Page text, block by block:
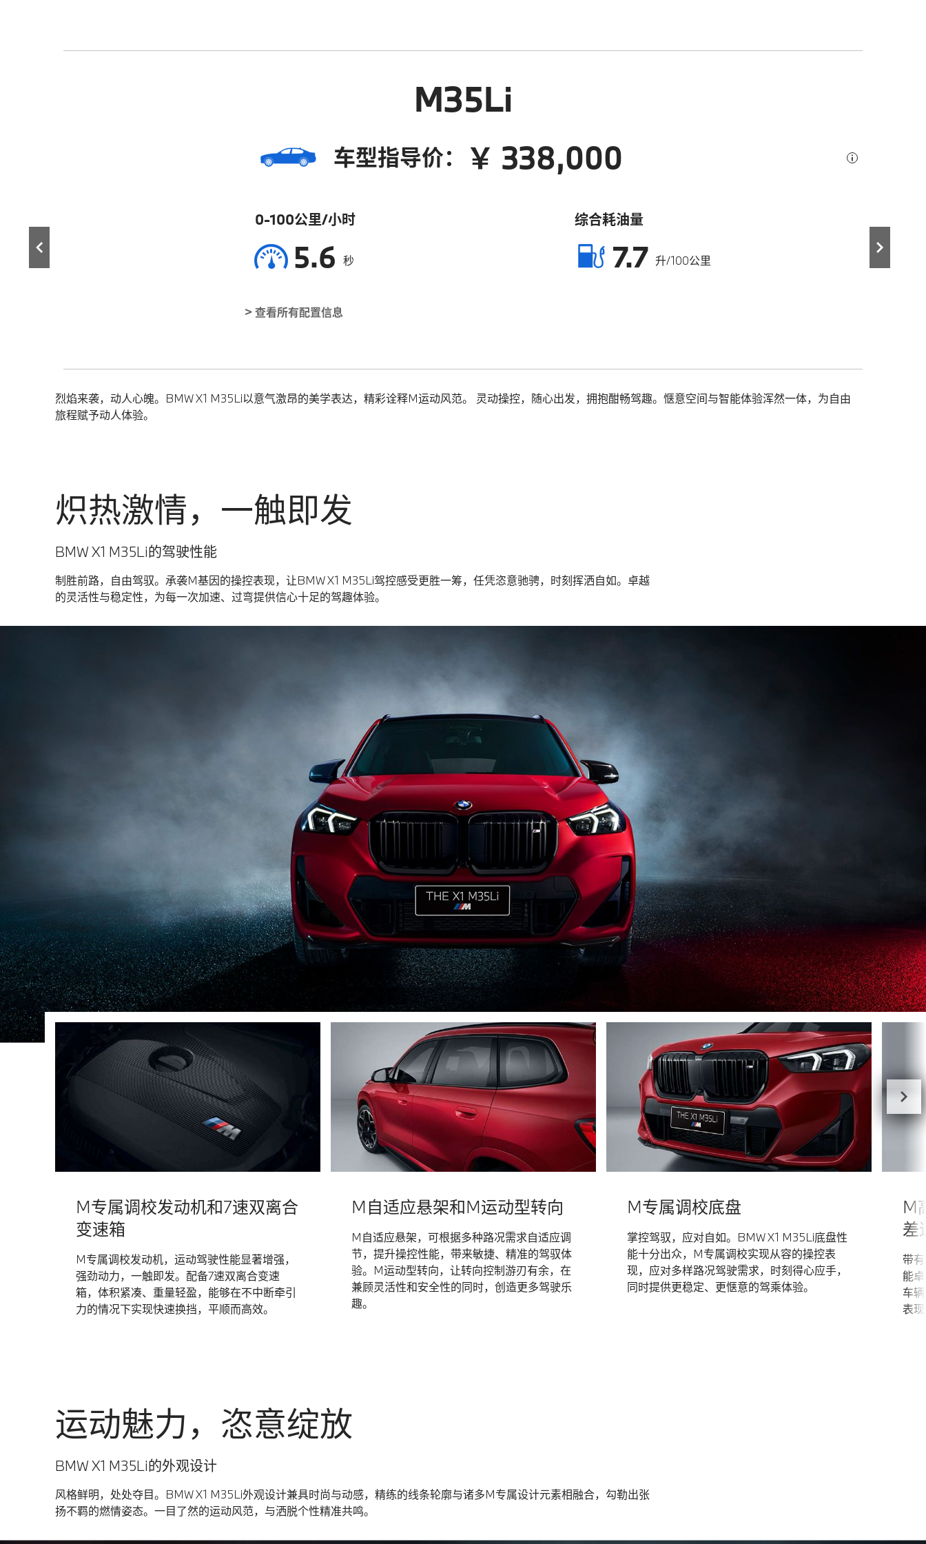
M35Li
车型指导价： ￥ 338,000
0-100公里/小时
5.6 秒
综合耗油量
7.7 升/100公里
> 查看所有配置信息
烈焰来袭，动人心魄。BMW X1 M35Li以意气激昂的美学表达，精彩诠释M运动风范。 灵动操控，随心出发，拥抱酣畅驾趣。惬意空间与智能体验浑然一体，为自由
旅程赋予动人体验。
炽热激情，一触即发
BMW X1 M35Li的驾驶性能
制胜前路，自由驾驭。承袭M基因的操控表现，让BMW X1 M35Li驾控感受更胜一筹，任凭恣意驰骋，时刻挥洒自如。卓越
的灵活性与稳定性，为每一次加速、过弯提供信心十足的驾趣体验。
M专属调校发动机和7速双离合
变速箱
M专属调校发动机，运动驾驶性能显著增强，
强劲动力，一触即发。配备7速双离合变速
箱，体积紧凑、重量轻盈，能够在不中断牵引
力的情况下实现快速换挡，平顺而高效。
M自适应悬架和M运动型转向
M自适应悬架，可根据多种路况需求自适应调
节，提升操控性能，带来敏捷、精准的驾驭体
验。M运动型转向，让转向控制游刃有余，在
兼顾灵活性和安全性的同时，创造更多驾驶乐
趣。
M专属调校底盘
掌控驾驭，应对自如。BMW X1 M35Li底盘性
能十分出众，M专属调校实现从容的操控表
现，应对多样路况驾驶需求，时刻得心应手，
同时提供更稳定、更惬意的驾乘体验。
M
差
带
能
车
表
运动魅力，恣意绽放
BMW X1 M35Li的外观设计
风格鲜明，处处夺目。BMW X1 M35Li外观设计兼具时尚与动感，精练的线条轮廓与诸多M专属设计元素相融合，勾勒出张
扬不羁的燃情姿态。一目了然的运动风范，与洒脱个性精准共鸣。